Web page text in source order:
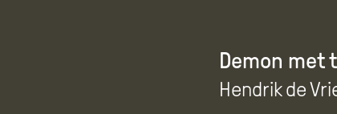
Demon met
Hendrik de